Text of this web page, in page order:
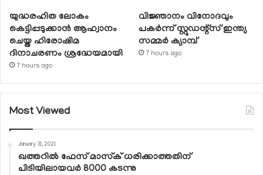
യുദ്ധരഹിത ലോകം
കെട്ടിപ്പടുക്കാന്‍ ആഹ്വാനം
ചെയ്ത ഹിരോഷിമ
ദിനാചരണം ശ്രദ്ധേയമായി
7 hours ago
വിജ്ഞാനം വിനോദവും
പകര്‍ന്ന് സ്റ്റുഡന്റ്‌സ് ഇന്ത്യ
സമ്മര്‍ ക്യാമ്പ്
7 hours ago
Most Viewed
January 31, 2021
ഖത്തറില്‍ ഫേസ് മാസ്‌ക് ധരിക്കാത്തതിന്
പിടിയിലായവര്‍ 8000 കടന്നു